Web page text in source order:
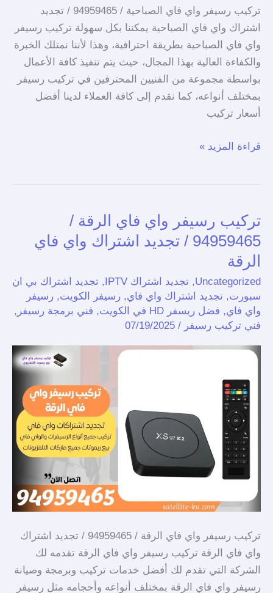
تركيب رسيفر واي فاي الصباحية / 94959465 / تجديد
اشتراك واي فاي الصباحية يمكننا بكل سهولة تركيب رسيفر
واي فاي الصباحية بطريقة احترافية، وهذا لأننا نمتلك الخبرة
والكفاءة العالية بهذا المجال، حيث يتم تنفيذ كافة الأعمال
بواسطة مجموعة من الفنيين المحترفين في تركيب رسيفر
بمختلف أنواعه، كما نقدم إلى كافة العملاء لدينا أفضل
أسعار تركيب
قراءة المزيد »
تركيب رسيفر واي فاي الرقة /
94959465 / تجديد اشتراك واي فاي
الرقة
Uncategorized
, تجديد اشتراك IPTV , تجديد اشتراك بي ان
سبورت, تجديد اشتراك واي فاي, رسيفر الكويت, رسيفر
واي فاي, فضل ريسفر HD في الكويت , فني برمجة رسيفر ,
فني تركيب رسيفر /
07/19/2025
تركيب رسيفر واي فاي الرقة / 94959465 / تجديد اشتراك
واي فاي الرقة تركيب رسيفر واي فاي الرقة تقدمه لك
الشركة التي تقدم لك أفضل خدمات تركيب وبرمجة وصيانة
رسيفر واي فاي الرقة بمختلف أنواعه وأحجامه مثل رسيفر
تركيب
رسيفر
واي
فاي
الرقة
94959465
تجديد
واي
فاي
الرقة